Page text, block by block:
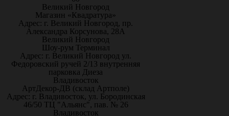
Великий Новгород
Магазин «Квадратура»
Адрес: г. Великий Новгород, пр.
Александра Корсунова, 28А
Великий Новгород
Шоу-рум Терминал
Адрес: г. Великий Новгород ул.
Федоровский ручей 2/13 внутренняя
парковка Диеза
Владивосток
АртДекор-ДВ (склад Артполе)
Адрес: г. Владивосток, ул. Бородинская
46/50 ТЦ "Альянс", пав. № 26
Владивосток